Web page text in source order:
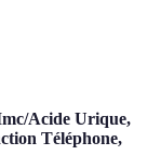
Acide Urique,
Téléphone,